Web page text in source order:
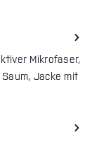
Mikrofaser,
Jacke mit